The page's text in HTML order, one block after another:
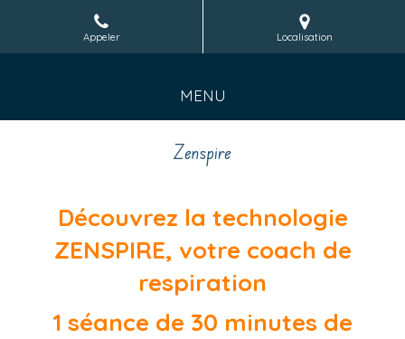
Appeler Localisation
MENU
Zenspire
Découvrez la technologie
ZENSPIRE, votre coach de
respiration
1 séance de 30 minutes de